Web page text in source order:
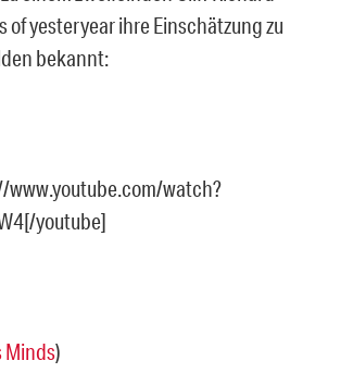
of yesteryear ihre Einschätzung zu
bekannt:
watch?
youtube]
Minds)